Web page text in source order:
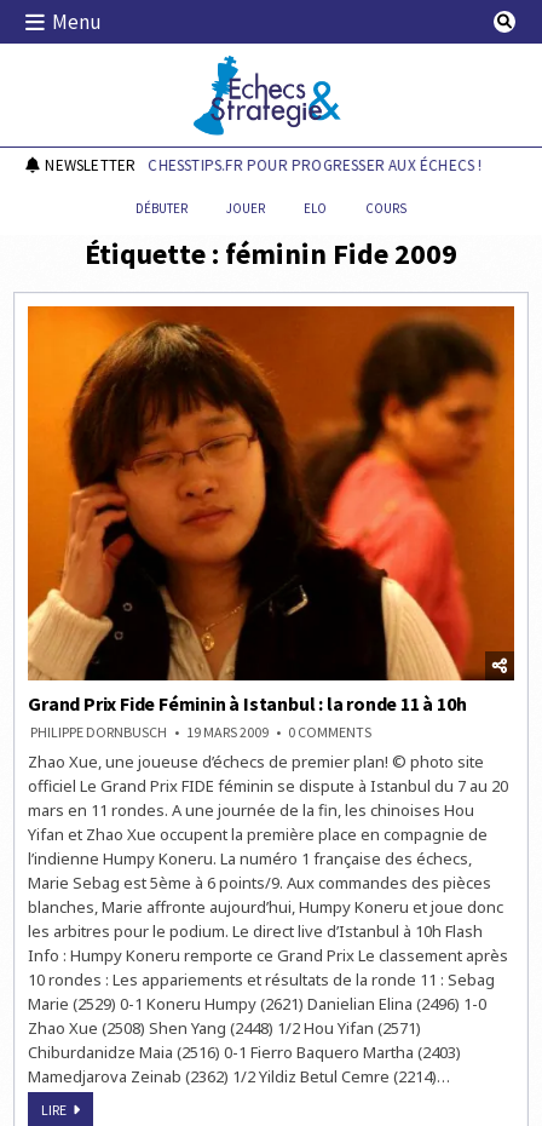
Skip
Menu
Echecs & Stratégie
NEWSLETTER
DÉCOUVREZ CHESSTIPS.FR POUR PROGRESSER AUX ÉCHECS !
DÉBUTER JOUER ELO COURS
Étiquette : féminin Fide 2009
Grand Prix Fide Féminin à Istanbul : la ronde 11 à 10h
PHILIPPE DORNBUSCH 19 MARS 2009 0 COMMENTSON
PRIX
FIDE
FÉMININ
À
ISTANBUL
:
LA
RONDE
À
10H
Zhao Xue, une joueuse d’échecs de premier plan! © photo site
officiel Le Grand Prix FIDE féminin se dispute à Istanbul du 7 au 20
mars en 11 rondes. A une journée de la fin, les chinoises Hou
Yifan et Zhao Xue occupent la première place en compagnie de
l’indienne Humpy Koneru. La numéro 1 française des échecs,
Marie Sebag est 5ème à 6 points/9. Aux commandes des pièces
blanches, Marie affronte aujourd’hui, Humpy Koneru et joue donc
les arbitres pour le podium. Le direct live d’Istanbul à 10h Flash
Info : Humpy Koneru remporte ce Grand Prix Le classement après
10 rondes : Les appariements et résultats de la ronde 11 : Sebag
Marie (2529) 0-1 Koneru Humpy (2621) Danielian Elina (2496) 1-0
Zhao Xue (2508) Shen Yang (2448) 1/2 Hou Yifan (2571)
Chiburdanidze Maia (2516) 0-1 Fierro Baquero Martha (2403)
Mamedjarova Zeinab (2362) 1/2 Yildiz Betul Cemre (2214)…
LIREGRAND